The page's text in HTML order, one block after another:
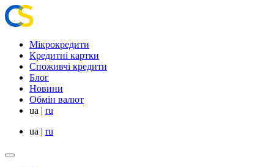
Мікрокредити
Кредитні картки
Споживчі кредити
Блог
Новини
Обмін валют
ua | ru
ua | ru